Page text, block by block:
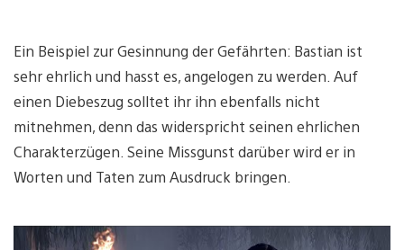
Ein Beispiel zur Gesinnung der Gefährten: Bastian ist
sehr ehrlich und hasst es, angelogen zu werden. Auf
einen Diebeszug solltet ihr ihn ebenfalls nicht
mitnehmen, denn das widerspricht seinen ehrlichen
Charakterzügen. Seine Missgunst darüber wird er in
Worten und Taten zum Ausdruck bringen.